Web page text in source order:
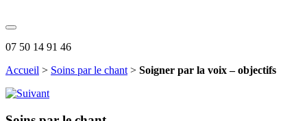
07 50 14 91 46
Accueil > Soins par le chant > Soigner par la voix – objectifs